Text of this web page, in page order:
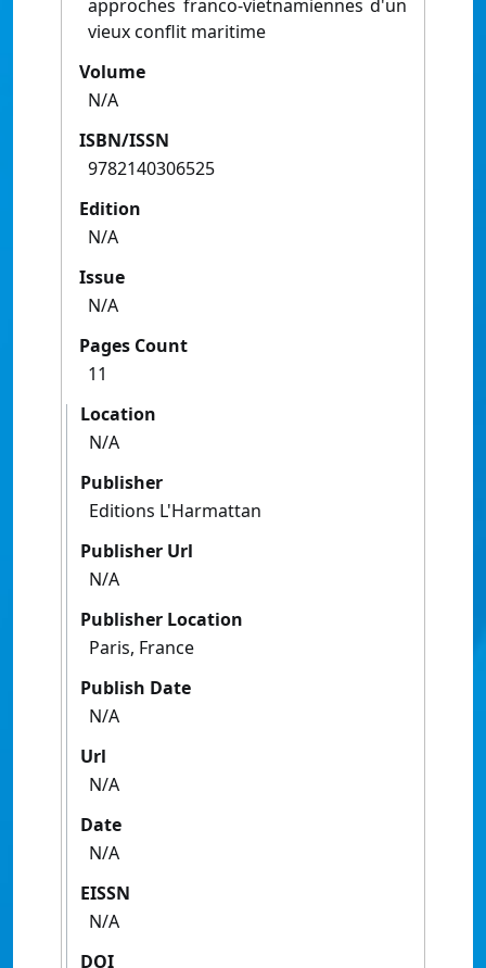
approches franco-vietnamiennes d'un
vieux conflit maritime
Volume
N/A
ISBN/ISSN
9782140306525
Edition
N/A
Issue
N/A
Pages Count
11
Location
N/A
Publisher
Editions L'Harmattan
Publisher Url
N/A
Publisher Location
Paris, France
Publish Date
N/A
Url
N/A
Date
N/A
EISSN
N/A
DOI